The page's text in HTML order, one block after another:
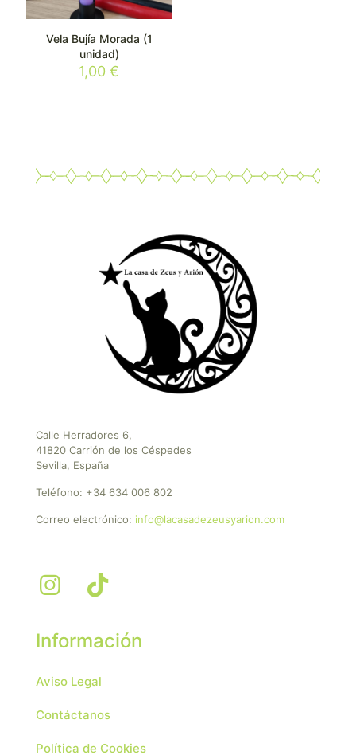
Vela Bujía Morada (1
unidad)
1,00€
Calle Herradores 6,
41820 Carrión de los Céspedes
Sevilla, España
Teléfono: +34 634 006 802
Correo electrónico: info@lacasadezeusyarion.com
Información
Aviso Legal
Contáctanos
Política de Cookies